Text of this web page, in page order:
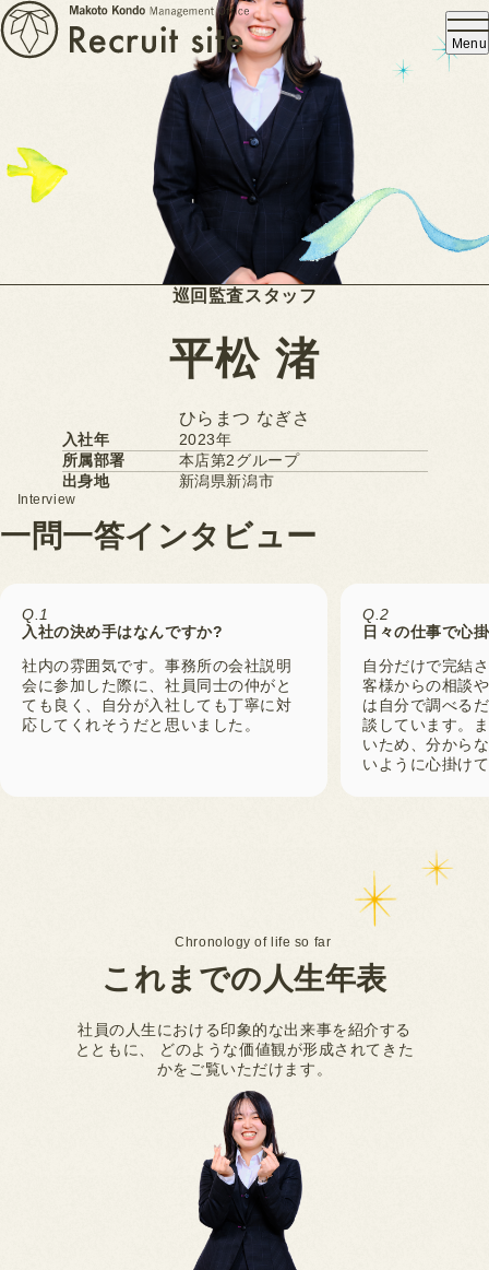
採用情報
よ
よ
く
く
あ
あ
る
る
質
質
問
問
お知らせ
E N
N
T
T
R
R Y
巡回監査スタッフ
平松 渚
ひらまつ なぎさ
入社年
2023年
所属部署
本店第2グループ
出身地
新潟県新潟市
Interview
一問一答イ ンタ ビュー
Q.1
入社の決め手はなんですか?
社内の雰囲気です。事務所の会社説明
会に参加した際に、社員同士の仲がと
ても良く、自分が入社しても丁寧に対
応してくれそうだと思いました。
Q.2
日々の仕事で心
自分だけで完結
客様からの相談
は自分で調べる
談しています。
いため、分から
いように心掛け
Chronology of life so far
これま での人生年表
社員の人生における印象的な出来事を紹介する
とともに、
どのような価値観が形成されてきた
かをご覧いただけます。